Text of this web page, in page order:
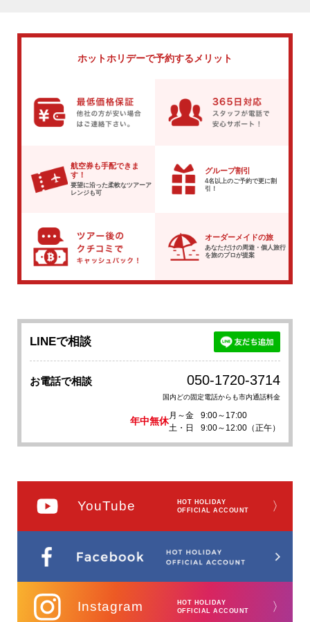
ホットホリデーで予約するメリット
航空券も手配できま
す！
要望に沿った柔軟なツアーア
レンジも可
グループ割引
4名以上のご予約で更に割
引！
オーダーメイドの旅
あなただけの周遊・個人旅行
を旅のプロが提案
LINEで相談
お電話で相談 050-1720-3714
国内どの固定電話からも市内通話料金
年中無休
月～金
9:00～17:00
土・日
9:00～12:00（正午）
YouTube
HOT HOLIDAY
OFFICIAL ACCOUNT
〉
Instagram
HOT HOLIDAY
OFFICIAL ACCOUNT
〉